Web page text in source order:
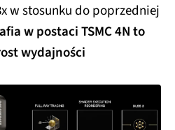
w stosunku do poprzedniej
w postaci TSMC 4N to
wydajności